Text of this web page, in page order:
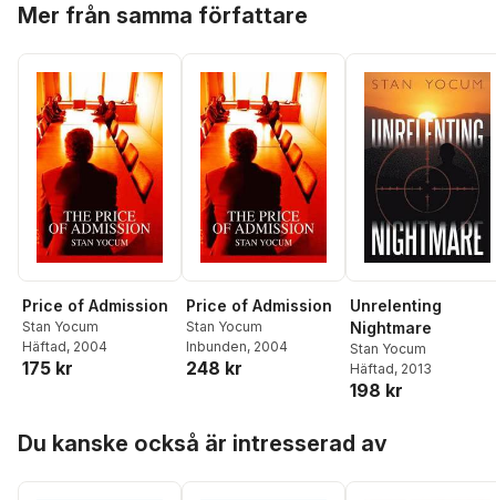
Mer från samma författare
Price of Admission
Stan Yocum
Häftad, 2004
175 kr
Price of Admission
Stan Yocum
Inbunden, 2004
248 kr
Unrelenting
Nightmare
Stan Yocum
Häftad, 2013
198 kr
Du kanske också är intresserad av